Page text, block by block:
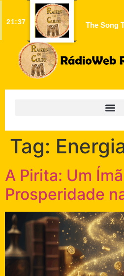
21:37 The Song
Tag:
A Pirita: Um
Prosperidade